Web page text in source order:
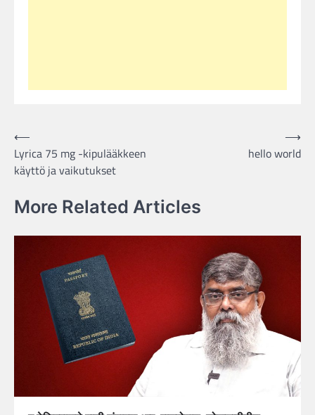
Post
navigation
⟵
Lyrica 75 mg -kipulääkkeen
käyttö ja vaikutukset
hello world
⟶
More Related Articles